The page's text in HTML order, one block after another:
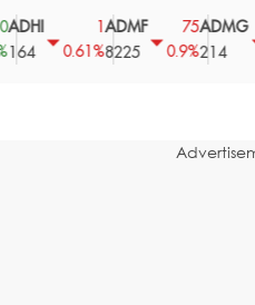
0.61%
ADMF
8225
75
0.9%
ADMG
214